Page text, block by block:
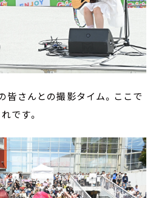
皆さんとの撮影タイム。ここで
です。